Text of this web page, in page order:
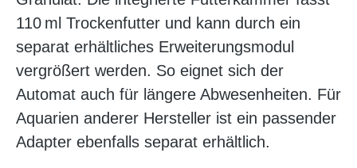
110 ml Trockenfutter und kann durch ein
separat erhältliches Erweiterungsmodul
vergrößert werden. So eignet sich der
Automat auch für längere Abwesenheiten. Für
Aquarien anderer Hersteller ist ein passender
Adapter ebenfalls separat erhältlich.